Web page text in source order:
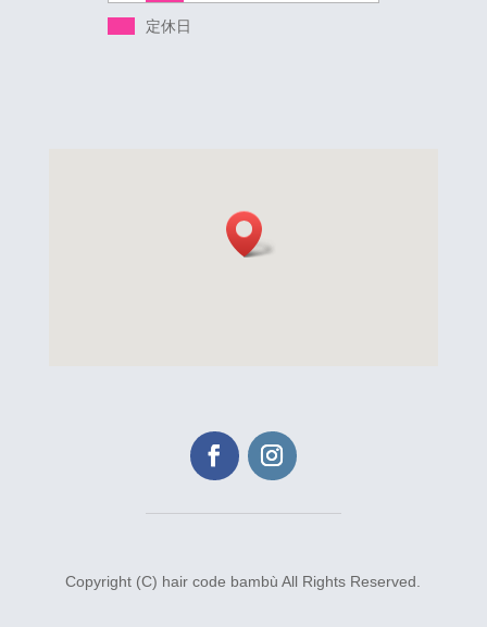
定休日
Copyright (C) hair code bambù All Rights Reserved.